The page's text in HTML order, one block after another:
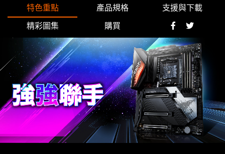
特色重點 產品規格
支援與下載
精彩圖集
購買